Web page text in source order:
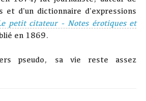
et d'un dictionnaire d'expressions
petit citateur - Notes érotiques et
en 1869.
pseudo, sa vie reste assez